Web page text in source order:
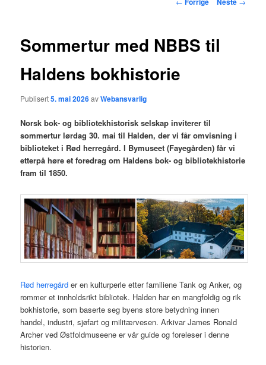
Sommertur med NBBS til
Haldens bokhistorie
Publisert5. mai 2026avWebansvarlig
Norsk bok- og bibliotekhistorisk selskap inviterer til
sommertur lørdag 30. mai til Halden, der vi får omvisning i
biblioteket i Rød herregård. I Bymuseet (Fayegården) får vi
etterpå høre et foredrag om Haldens bok- og bibliotekhistorie
fram til 1850.
Rød herregård er en kulturperle etter familiene Tank og Anker, og
rommer et innholdsrikt bibliotek. Halden har en mangfoldig og rik
bokhistorie, som baserte seg byens store betydning innen
handel, industri, sjøfart og militærvesen. Arkivar James Ronald
Archer ved Østfoldmuseene er vår guide og foreleser i denne
historien.